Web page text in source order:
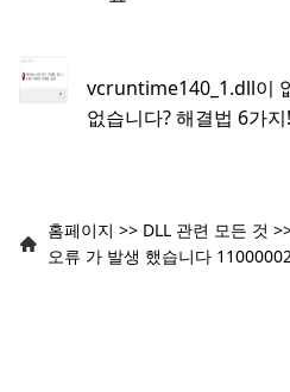
vcruntime140_1.dll이
없습니다? 해결법 6가지!
홈페이지 >> DLL 관련 모든 것
오류 가 발생 했습니다